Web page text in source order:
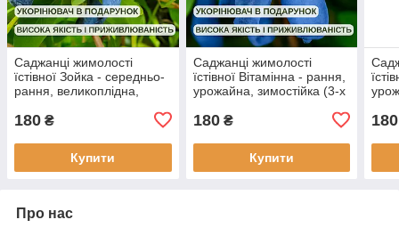
Саджанці жимолості
їстівної Зойка - середньо-
рання, великоплідна,
180 ₴
Купити
Саджанці жимолості
їстівної Вітамінна - рання,
урожайна, зимостійка (3-х
180₴
Купити
180
Про нас